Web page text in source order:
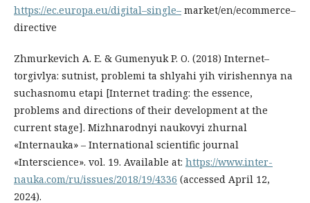
https://ec.europa.eu/digital–single– market/en/ecommerce–
directive
Zhmurkevich A. E. & Gumenyuk P. O. (2018) Internet–
torgivlya: sutnist, problemi ta shlyahi yih virishennya na
suchasnomu etapi [Internet trading: the essence,
problems and directions of their development at the
current stage]. Mizhnarodnyi naukovyi zhurnal
«Internauka» – International scientific journal
«Interscience». vol. 19. Available at: https://www.inter-
nauka.com/ru/issues/2018/19/4336 (accessed April 12,
2024).